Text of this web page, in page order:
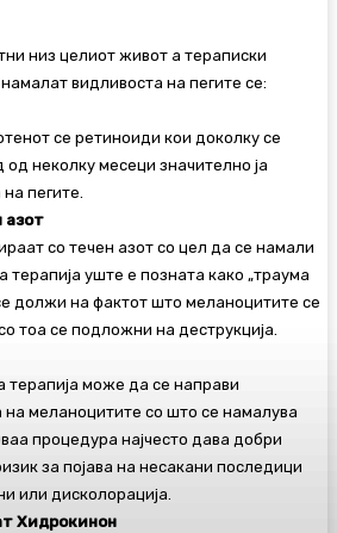
низ целиот живот а тераписки
видливоста на пегите се:
се ретиноиди кои доколку се
неколку месеци значително ја
пегите.
азот
со течен азот со цел да се намали
терапија уште е позната како „траума
должи на фактот што меланоцитите се
тоа се подложни на деструкција.
може да се направи
на меланоцитите со што се намалува
процедура најчесто дава добри
за појава на несакани последици
или дисколорација.
Хидрокинон